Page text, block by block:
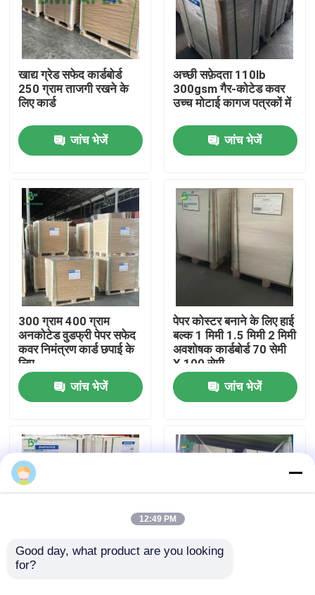
होम
उत्पाद
हमारे बारे में
फैक्टरी यात्रा
गुणवत्ता नियंत्रण
समाचार
खाद्य ग्रेड सफेद कार्डबोर्ड
250 ग्राम ताजगी रखने के
लिए कार्ड
जांच भेजें
अच्छी सफ़ेदता 110lb
300gsm गैर-कोटेड कवर
उच्च मोटाई कागज पत्रकों में
जांच भेजें
300 ग्राम 400 ग्राम
अनकोटेड वुडफ्री पेपर सफेद
कवर निमंत्रण कार्ड छपाई के
लिए
जांच भेजें
पेपर कोस्टर बनाने के लिए हाई
बल्क 1 मिमी 1.5 मिमी 2 मिमी
अवशोषक कार्डबोर्ड 70 सेमी
X 100 सेमी
जांच भेजें
60pt 80pt बार होटल
12:49 PM
Good day, what product are you looking
for?